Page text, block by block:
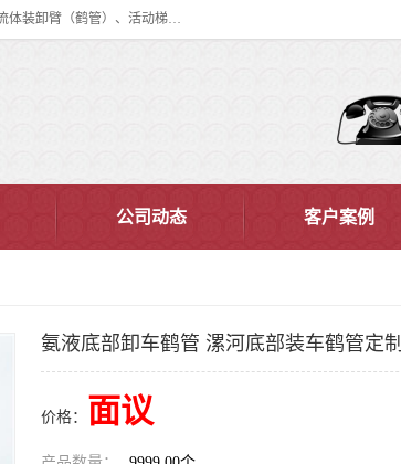
连云港华德石油化工机械有限公司（原连云港石油化工机械总厂），始创于1982年，是从事码头船用流体装卸臂、陆用流体装卸臂（鹤管）、活动梯、钢构平台、定量装车系统等全系列流体装卸设备的设计、制造、销售以及服务的专业供应商。
公司动态 客户案例
氨液底部卸车鹤管 漯河底部装车鹤管定制
价格： 面议